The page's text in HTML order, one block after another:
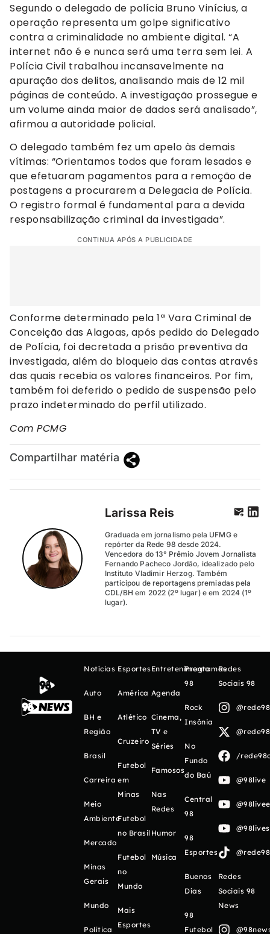
Segundo o delegado de polícia Bruno Vinícius, a
operação representa um golpe significativo
contra a criminalidade no ambiente digital. “A
internet não é e nunca será uma terra sem lei. A
Polícia Civil trabalhou incansavelmente na
apuração dos delitos, analisando mais de 12 mil
páginas de conteúdo. A investigação prossegue e
um volume ainda maior de dados será analisado”,
afirmou a autoridade policial.
O delegado também fez um apelo às demais
vítimas: “Orientamos todos que foram lesados e
que efetuaram pagamentos para a remoção de
postagens a procurarem a Delegacia de Polícia.
O registro formal é fundamental para a devida
responsabilização criminal da investigada”.
CONTINUA APÓS A PUBLICIDADE
Conforme determinado pela 1ª Vara Criminal de
Conceição das Alagoas, após pedido do Delegado
de Polícia, foi decretada a prisão preventiva da
investigada, além do bloqueio das contas através
das quais recebia os valores financeiros. Por fim,
também foi deferido o pedido de suspensão pelo
prazo indeterminado do perfil utilizado.
Com PCMG
Compartilhar matéria
Larissa Reis
Graduada em jornalismo pela UFMG e
repórter da Rede 98 desde 2024.
Vencedora do 13° Prêmio Jovem Jornalista
Fernando Pacheco Jordão, idealizado pelo
Instituto Vladimir Herzog. Também
participou de reportagens premiadas pela
CDL/BH em 2022 (2º lugar) e em 2024 (1º
lugar).
Notícias
Auto
BH e
Região
Brasil
Carreira
Meio
Ambiente
Mercado
Minas
Gerais
Mundo
Política
Esportes
América
Atlético
Cruzeiro
Futebol
em
Minas
Futebol
no Brasil
Futebol
no
Mundo
Mais
Esportes
Entretenimento
Agenda
Cinema,
TV e
Séries
Famosos
Nas
Redes
Humor
Música
Programas
98
Rock
Insônia
No
Fundo
do Baú
Central
98
98
Esportes
Buenos
Días
98
Futebol
Redes
Sociais 98
/
@98live
Redes
Sociais 98
News